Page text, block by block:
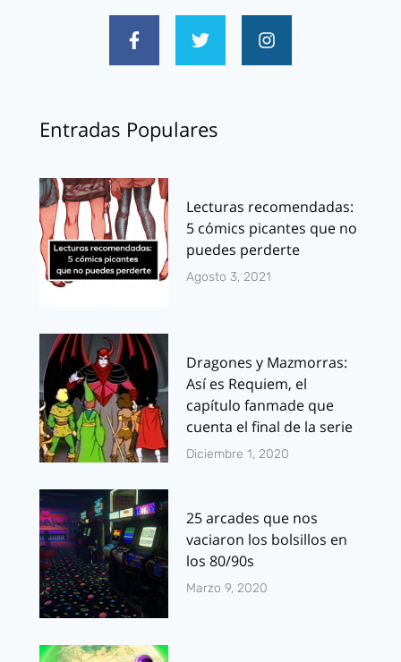
Entradas Populares
Lecturas recomendadas:
5 cómics picantes que no
puedes perderte
Agosto 3, 2021
Dragones y Mazmorras:
Así es Requiem, el
capítulo fanmade que
cuenta el final de la serie
Diciembre 1, 2020
25 arcades que nos
vaciaron los bolsillos en
los 80/90s
Marzo 9, 2020